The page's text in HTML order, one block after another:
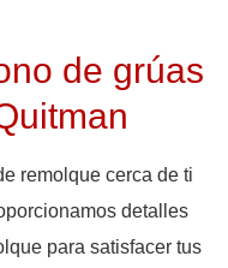
de grúas
remolque cerca de ti
detalles
para satisfacer tus